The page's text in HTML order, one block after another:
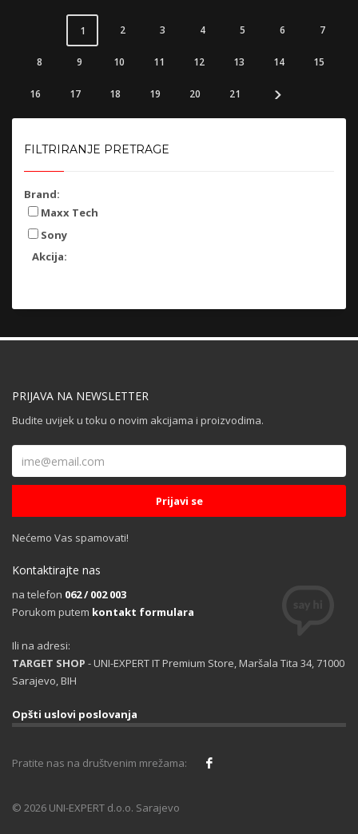
1 2 3 4 5 6 7
8 9 10 11 12 13 14 15
16 17 18 19 20 21
FILTRIRANJE PRETRAGE
Brand:
Maxx Tech
Sony
Akcija:
PRIJAVA NA NEWSLETTER
Budite uvijek u toku o novim akcijama i proizvodima.
Nećemo Vas spamovati!
Kontaktirajte nas
na telefon 062 / 002 003
Porukom putem kontakt formulara
Ili na adresi:
TARGET SHOP - UNI-EXPERT IT Premium Store, Maršala Tita 34, 71000
Sarajevo, BIH
Opšti uslovi poslovanja
Pratite nas na društvenim mrežama:
© 2026 UNI-EXPERT d.o.o. Sarajevo